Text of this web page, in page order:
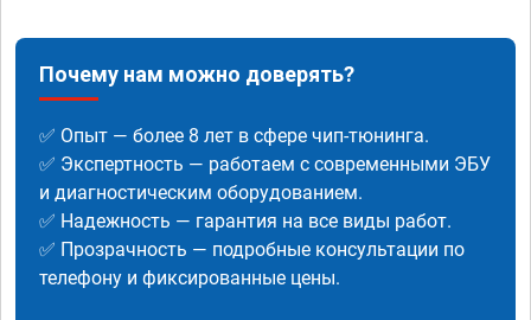
Почему нам можно доверять?
✅ Опыт — более 8 лет в сфере чип-тюнинга.
✅ Экспертность — работаем с современными ЭБУ
и диагностическим оборудованием.
✅ Надежность — гарантия на все виды работ.
✅ Прозрачность — подробные консультации по
телефону и фиксированные цены.